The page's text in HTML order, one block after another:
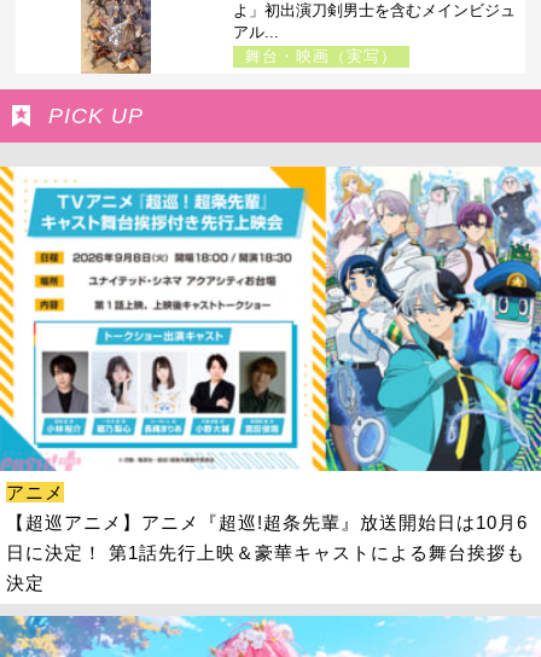
よ」初出演刀剣男士を含むメインビジュ
アル...
舞台・映画（実写）
PICK UP
アニメ
【超巡アニメ】アニメ『超巡!超条先輩』放送開始日は10月6
日に決定！ 第1話先行上映＆豪華キャストによる舞台挨拶も
決定